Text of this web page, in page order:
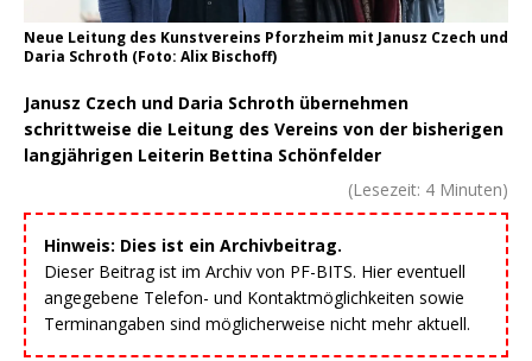
Neue Leitung des Kunstvereins Pforzheim mit Janusz Czech und
Daria Schroth (Foto: Alix Bischoff)
Janusz Czech und Daria Schroth übernehmen
schrittweise die Leitung des Vereins von der bisherigen
langjährigen Leiterin Bettina Schönfelder
(Lesezeit: 4 Minuten)
Hinweis: Dies ist ein Archivbeitrag.
Dieser Beitrag ist im Archiv von PF-BITS. Hier eventuell
angegebene Telefon- und Kontaktmöglichkeiten sowie
Terminangaben sind möglicherweise nicht mehr aktuell.